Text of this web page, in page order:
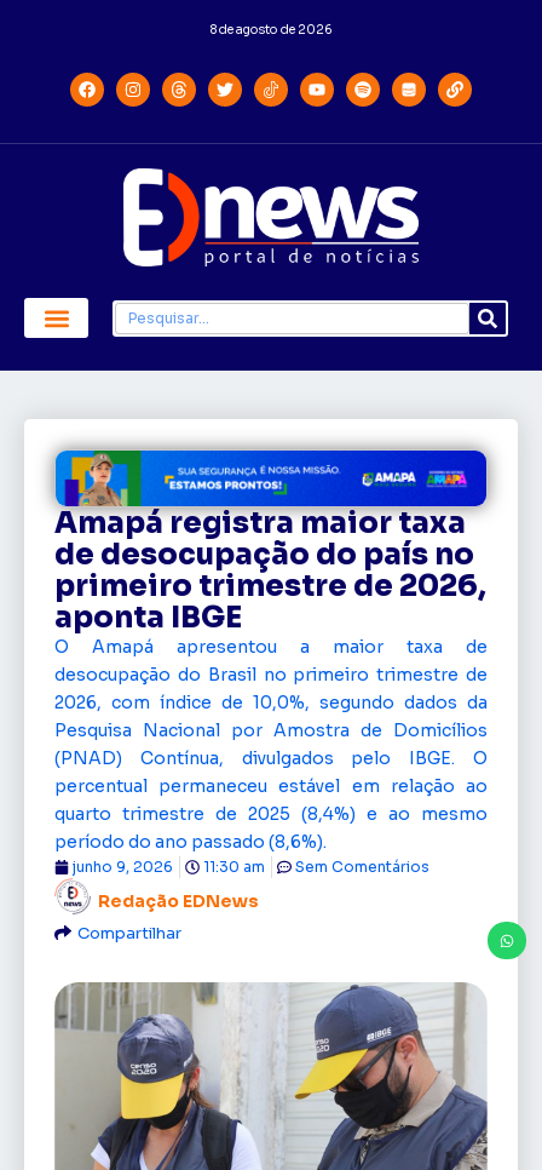
8 de agosto de 2026
Amapá registra maior taxa
de desocupação do país no
primeiro trimestre de 2026,
aponta IBGE
O Amapá apresentou a maior taxa de
desocupação do Brasil no primeiro trimestre de
2026, com índice de 10,0%, segundo dados da
Pesquisa Nacional por Amostra de Domicílios
(PNAD) Contínua, divulgados pelo IBGE. O
percentual permaneceu estável em relação ao
quarto trimestre de 2025 (8,4%) e ao mesmo
período do ano passado (8,6%).
Redação EDNews
junho 9, 2026 11:30 am Sem Comentários
Compartilhar